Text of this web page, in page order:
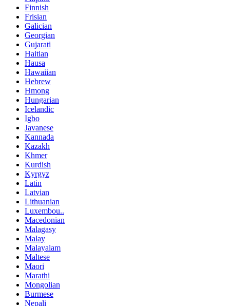
Finnish
Frisian
Galician
Georgian
Gujarati
Haitian
Hausa
Hawaiian
Hebrew
Hmong
Hungarian
Icelandic
Igbo
Javanese
Kannada
Kazakh
Khmer
Kurdish
Kyrgyz
Latin
Latvian
Lithuanian
Luxembou..
Macedonian
Malagasy
Malay
Malayalam
Maltese
Maori
Marathi
Mongolian
Burmese
Nepali